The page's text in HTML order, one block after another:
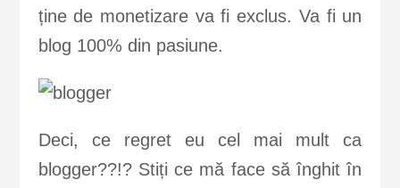
ține de monetizare va fi exclus. Va fi un
blog 100% din pasiune.
Deci, ce regret eu cel mai mult ca
blogger??!? Stiți ce mă face să înghit în